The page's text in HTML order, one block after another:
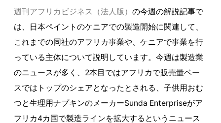
週刊アフリカビジネス（法人版） の今週の解説記事で
は、日本ペイントのケニアでの製造開始に関連して、
これまでの同社のアフリカ事業や、ケニアで事業を行
っている主体について説明しています。今週は製造業
のニュースが多く、2本目ではアフリカで販売量ベー
スではトップのシェアとなったとされる、子供用おむ
つと生理用ナプキンのメーカーSunda Enterpriseがア
フリカ4カ国で製造ラインを拡大するというニュース